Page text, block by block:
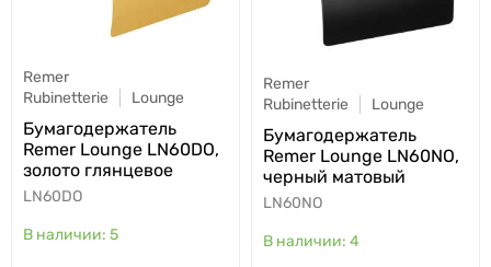
Remer
Rubinetterie
Lounge
Бумагодержатель
Remer Lounge LN60DO,
золото глянцевое
LN60DO
5
Remer
Rubinetterie
Lounge
Бумагодержатель
Remer Lounge LN60NO,
черный матовый
LN60NO
4